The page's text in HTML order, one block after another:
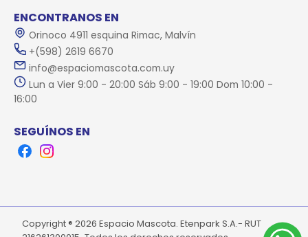
ENCONTRANOS EN
Orinoco 4911 esquina Rimac, Malvín
+(598) 2619 6670
info@espaciomascota.com.uy
Lun a Vier 9:00 - 20:00 Sáb 9:00 - 19:00 Dom 10:00 -
16:00
SEGUÍNOS EN
FacebookInstagram
Copyright ® 2026 Espacio Mascota. Etenpark S.A.- RUT